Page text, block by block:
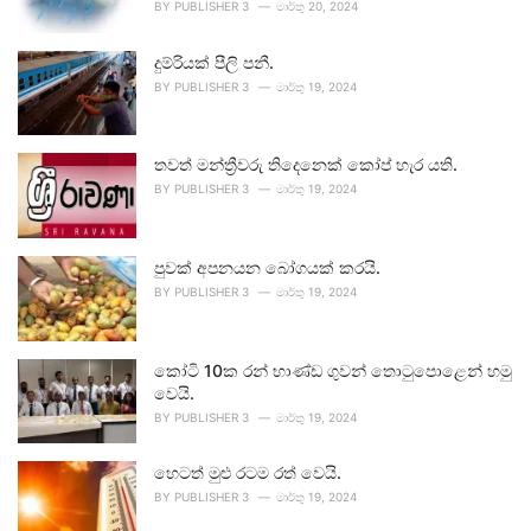
BY PUBLISHER 3 මාර්තු 20, 2024
දුම්රියක් පීලි පනී.
BY PUBLISHER 3 මාර්තු 19, 2024
තවත් මන්ත්‍රීවරු තිදෙනෙක් කෝප් හැර යති.
BY PUBLISHER 3 මාර්තු 19, 2024
පුවක් අපනයන බෝගයක් කරයි.
BY PUBLISHER 3 මාර්තු 19, 2024
කෝටි 10ක රන් භාණ්ඩ ගුවන් තොටුපොළෙන් හමු
වෙයි.
BY PUBLISHER 3 මාර්තු 19, 2024
හෙටත් මුළු රටම රත් වෙයි.
BY PUBLISHER 3 මාර්තු 19, 2024